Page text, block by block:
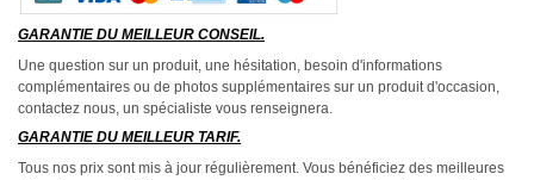
GARANTIE DU MEILLEUR CONSEIL.
Une question sur un produit, une hésitation, besoin d'informations
complémentaires ou de photos supplémentaires sur un produit d'occasion,
contactez nous, un spécialiste vous renseignera.
GARANTIE DU MEILLEUR TARIF.
Tous nos prix sont mis à jour régulièrement. Vous bénéficiez des meilleures